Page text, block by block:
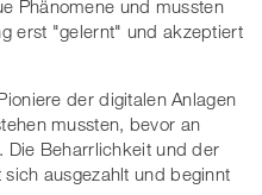
Phänomene und mussten
erst "gelernt" und akzeptiert
der digitalen Anlagen
mussten, bevor an
Die Beharrlichkeit und der
ausgezahlt und beginnt